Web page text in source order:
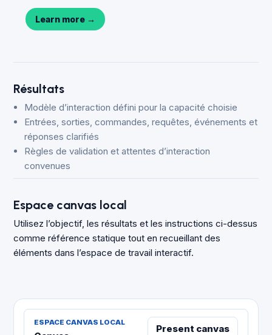
Learn more →
Résultats
Modèle d’interaction défini pour la capacité choisie
Entrées, sorties, commandes, requêtes, événements et
réponses clarifiés
Règles de validation et attentes d’interaction
convenues
Espace canvas local
Utilisez l’objectif, les résultats et les instructions ci-dessus
comme référence statique tout en recueillant des
éléments dans l’espace de travail interactif.
ESPACE CANVAS LOCAL
Present canvas